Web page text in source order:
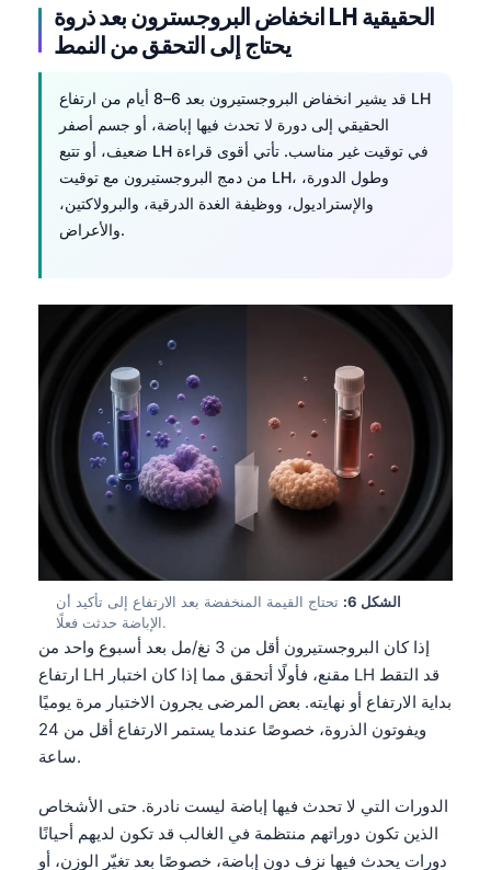
انخفاض البروجسترون بعد ذروة LH الحقيقية
يحتاج إلى التحقق من النمط
قد يشير انخفاض البروجستيرون بعد 6–8 أيام من ارتفاع LH
الحقيقي إلى دورة لا تحدث فيها إباضة، أو جسم أصفر
ضعيف، أو تتبع LH في توقيت غير مناسب. تأتي أقوى قراءة
من دمج البروجستيرون مع توقيت LH، وطول الدورة،
والإستراديول، ووظيفة الغدة الدرقية، والبرولاكتين،
والأعراض.
الشكل 6:
تحتاج القيمة المنخفضة بعد الارتفاع إلى تأكيد أن
الإباضة حدثت فعلًا.
إذا كان البروجستيرون أقل من 3 نغ/مل بعد أسبوع واحد من
ارتفاع LH مقنع، فأولًا أتحقق مما إذا كان اختبار LH قد التقط
بداية الارتفاع أو نهايته. بعض المرضى يجرون الاختبار مرة يوميًا
ويفوتون الذروة، خصوصًا عندما يستمر الارتفاع أقل من 24
ساعة.
الدورات التي لا تحدث فيها إباضة ليست نادرة. حتى الأشخاص
الذين تكون دوراتهم منتظمة في الغالب قد تكون لديهم أحيانًا
دورات يحدث فيها نزف دون إباضة، خصوصًا بعد تغيّر الوزن، أو